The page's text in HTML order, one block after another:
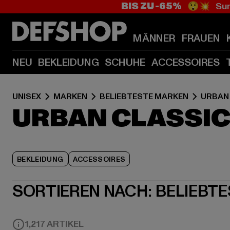
BIS ZU -65% 😲💥
MÄNNER FRAUEN
NEU BEKLEIDUNG SCHUHE ACCESSOIRES
UNISEX MARKEN BELIEBTESTE MARKEN
URBAN
BEKLEIDUNG ACCESSOIRES
SORTIEREN NACH:
1,217 ARTIKEL